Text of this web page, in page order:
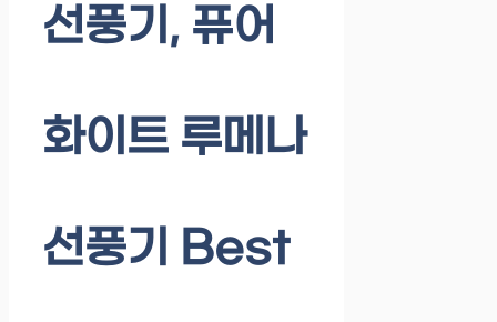
선풍기, 퓨어
화이트 루메나
선풍기 Best